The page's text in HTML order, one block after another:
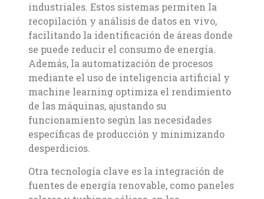
industriales. Estos sistemas permiten la
recopilación y análisis de datos en vivo,
facilitando la identificación de áreas donde
se puede reducir el consumo de energía.
Además, la automatización de procesos
mediante el uso de inteligencia artificial y
machine learning optimiza el rendimiento
de las máquinas, ajustando su
funcionamiento según las necesidades
específicas de producción y minimizando
desperdicios.
Otra tecnología clave es la integración de
fuentes de energía renovable, como paneles